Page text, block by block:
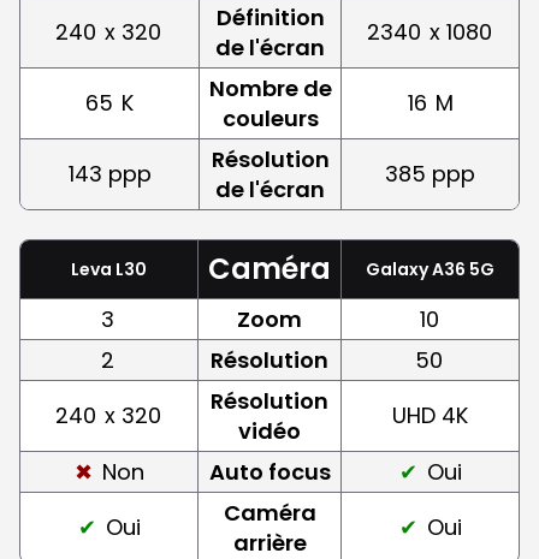
240 x 320
Définition
de l'écran
2340 x 1080
65 K
Nombre de
couleurs
16 M
143 ppp
Résolution
de l'écran
385 ppp
Leva L30 Caméra Galaxy A36 5G
3 Zoom
10
2
Résolution
50
240 x 320
Résolution
vidéo
UHD 4K
Non
Auto focus
Oui
Oui
Caméra
arrière
Oui